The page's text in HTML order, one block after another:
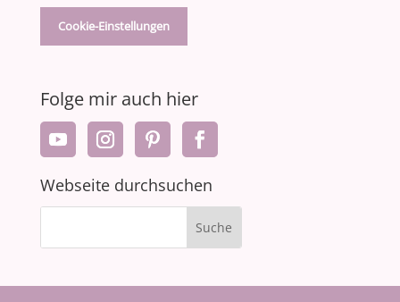
Cookie-Einstellungen
Folge mir auch hier
Webseite durchsuchen